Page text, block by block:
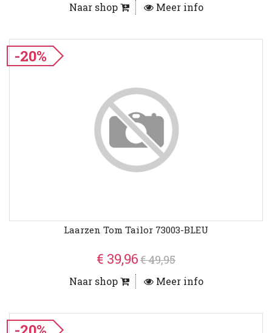
Naar shop Meer info
-20%
Laarzen Tom Tailor 73003-BLEU
€ 39,96€ 49,95
Naar shop Meer info